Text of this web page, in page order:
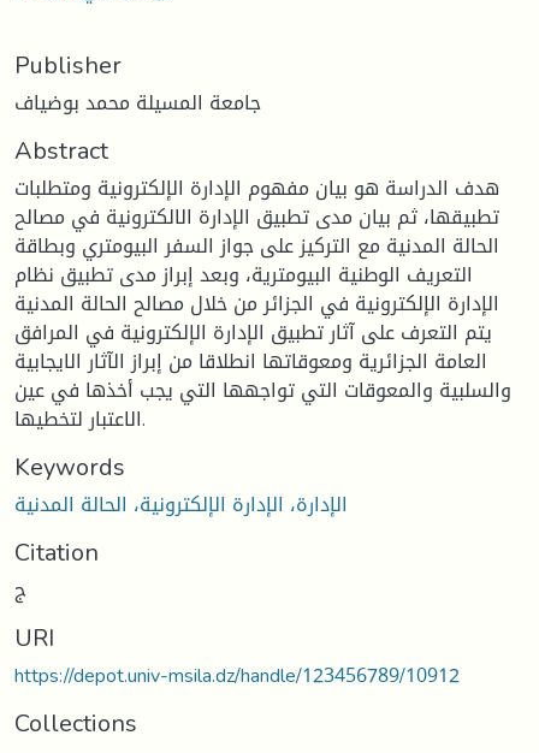
Publisher
جامعة المسيلة محمد بوضياف
Abstract
هدف الدراسة هو بيان مفهوم الإدارة الإلكترونية ومتطلبات
تطبيقها، ثم بيان مدى تطبيق الإدارة الالكترونية في مصالح
الحالة المدنية مع التركيز على جواز السفر البيومتري وبطاقة
التعريف الوطنية البيومترية، وبعد إبراز مدى تطبيق نظام
الإدارة الإلكترونية في الجزائر من خلال مصالح الحالة المدنية
يتم التعرف على آثار تطبيق الإدارة الإلكترونية في المرافق
العامة الجزائرية ومعوقاتها انطلاقا من إبراز الآثار الايجابية
والسلبية والمعوقات التي تواجهها التي يجب أخذها في عين
الاعتبار لتخطيها.
Keywords
الإدارة، الإدارة الإلكترونية، الحالة المدنية
Citation
ج
URI
https://depot.univ-msila.dz/handle/123456789/10912
Collections